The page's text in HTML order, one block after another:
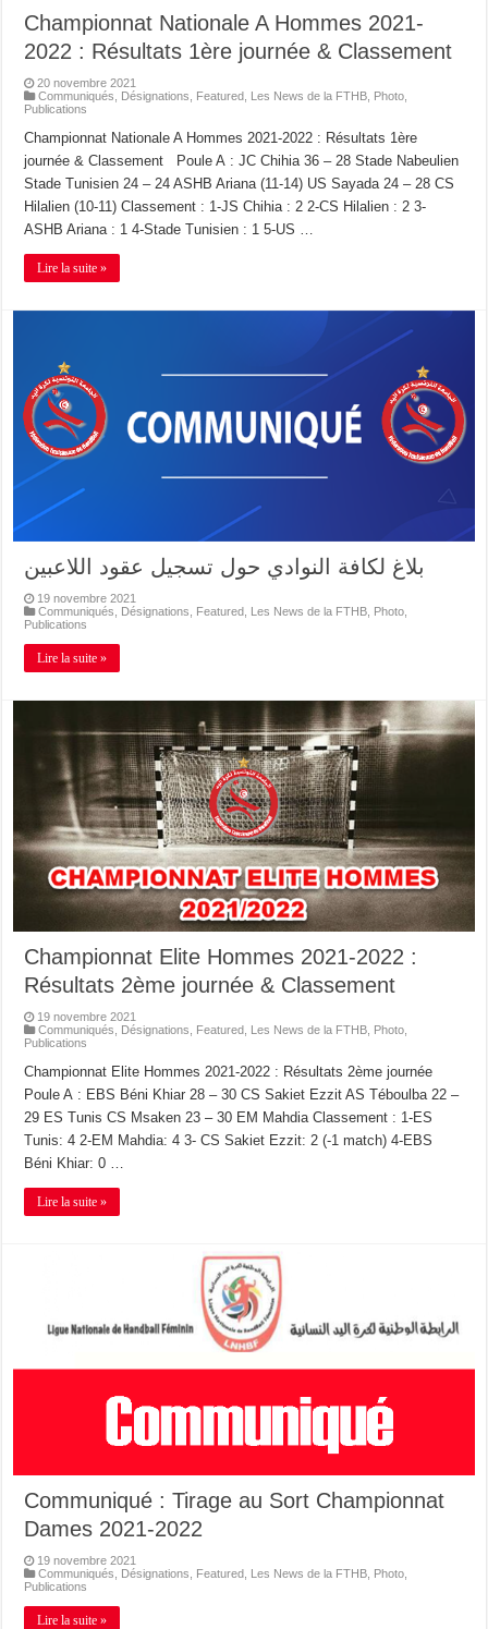
Championnat Nationale A Hommes 2021-
2022 : Résultats 1ère journée & Classement
20 novembre 2021
Communiqués
Désignations Featured Les News de la FTHB Photo
Publications
Championnat Nationale A Hommes 2021-2022 : Résultats 1ère
journée & Classement Poule A : JC Chihia 36 – 28 Stade Nabeulien
Stade Tunisien 24 – 24 ASHB Ariana (11-14) US Sayada 24 – 28 CS
Hilalien (10-11) Classement : 1-JS Chihia : 2 2-CS Hilalien : 2 3-
ASHB Ariana : 1 4-Stade Tunisien : 1 5-US …
Lire la suite »
بلاغ لكافة النوادي حول تسجيل عقود اللاعبين
19 novembre 2021
Communiqués
Désignations Featured Les News de la FTHB Photo
Publications
Lire la suite »
Championnat Elite Hommes 2021-2022 :
Résultats 2ème journée & Classement
19 novembre 2021
Communiqués
Désignations Featured Les News de la FTHB Photo
Publications
Championnat Elite Hommes 2021-2022 : Résultats 2ème journée
Poule A : EBS Béni Khiar 28 – 30 CS Sakiet Ezzit AS Téboulba 22 –
29 ES Tunis CS Msaken 23 – 30 EM Mahdia Classement : 1-ES
Tunis: 4 2-EM Mahdia: 4 3- CS Sakiet Ezzit: 2 (-1 match) 4-EBS
Béni Khiar: 0 …
Lire la suite »
Communiqué : Tirage au Sort Championnat
Dames 2021-2022
19 novembre 2021
Communiqués
Désignations Featured Les News de la FTHB Photo
Publications
Lire la suite »